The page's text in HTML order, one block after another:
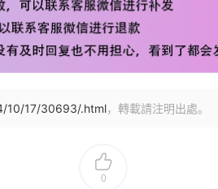
10/17/30693/.html，轉載請注明出處。
0